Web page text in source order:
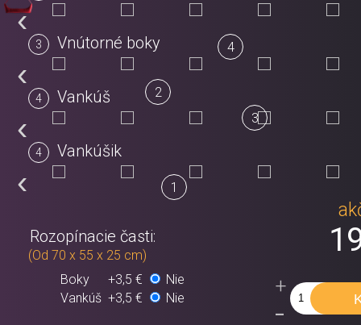
1
2
3
4
‹
Vnútorné boky
‹
Vankúš
‹
Vankúšik
‹
Rozopínacie časti:
(Od 70 x 55 x 25 cm)
Boky
+3,5 €
Nie
Vankúš +3,5 € Nie -
+